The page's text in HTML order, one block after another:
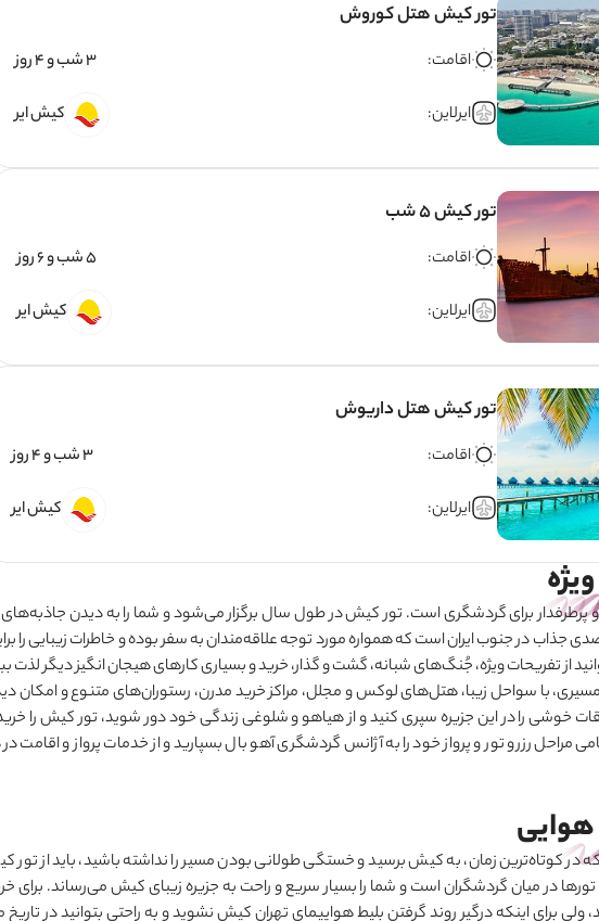
تور کیش هتل کوروش
اقامت: 3 شب و 4 روز
ایرلاین: کیش ایر
تور کیش 5 شب
اقامت: 5 شب و 6 روز
ایرلاین: کیش ایر
تور کیش هتل داریوش
اقامت: 3 شب و 4 روز
ایرلاین: کیش ایر
ویژه
برای گردشگری است. تور کیش در طول سال برگزار میشود و شما را به دیدن
جذاب در جنوب ایران است که همواره مورد توجه علاقه‌مندان به سفر بوده و خاطرات زیبایی را
از تفریحات ویژه، جُنگهای شبانه، گشت و گذار، خرید و بسیاری کارهای هیجان انگیز دیگر لذت
با سواحل زیبا، هتل‌های لوکس و مجلل، مراکز خرید مدرن، رستوران‌های متنوع و امکان
خوشی را در این جزیره سپری کنید و از هیاهو و شلوغی زندگی خود دور شوید، تور کیش را
مراحل رزرو تور و پرواز خود را به آژانس‌ گردشگری آهو بال بسپارید و از خدمات پرواز و
در کوتاه‌ترین زمان، به کیش برسید و خستگی طولانی بودن مسیر را نداشته باشید، باید از تور
تورها در میان گردشگران است و شما را بسیار سریع و راحت به جزیره زیبای کیش میرساند. برای
برای اینکه درگیر روند گرفتن بلیط هواپیمای تهران کیش نشوید و به راحتی بتوانید در تاریخ